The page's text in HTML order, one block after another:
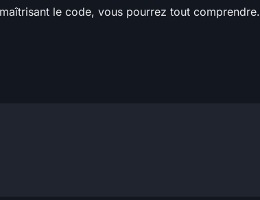
le code, vous pourrez tout comprendre.